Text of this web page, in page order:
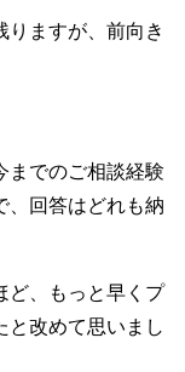
りますが、前向き
までのご相談経験
、回答はどれも納
ど、もっと早くプ
と改めて思いまし